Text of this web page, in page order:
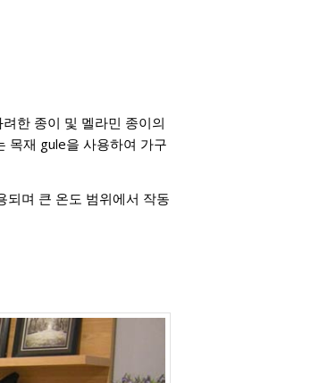
한 종이 및 멜라민 종이의
목재 gule을 사용하여 가구
되며 큰 온도 범위에서 작동